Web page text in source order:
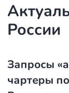
России
Запросы
чартеры